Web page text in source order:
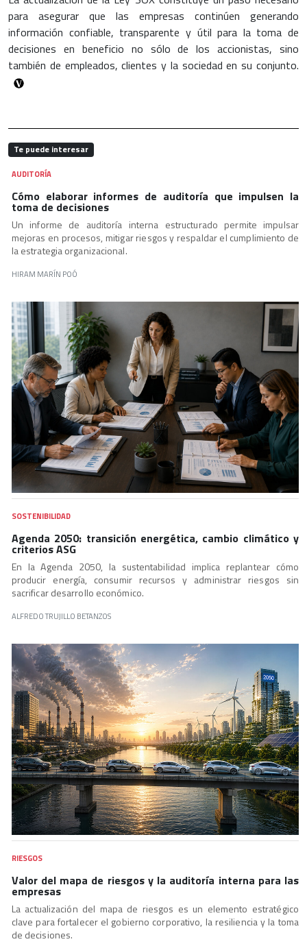
para asegurar que las empresas continúen generando
información confiable, transparente y útil para la toma de
decisiones en beneficio no sólo de los accionistas, sino
también de empleados, clientes y la sociedad en su conjunto.
Te puede interesar
AUDITORÍA
Cómo elaborar informes de auditoría que impulsen la
toma de decisiones
Un informe de auditoría interna estructurado permite impulsar
mejoras en procesos, mitigar riesgos y respaldar el cumplimiento de
la estrategia organizacional.
HIRAM MARÍN POÓ
SOSTENIBILIDAD
Agenda 2050: transición energética, cambio climático y
criterios ASG
En la Agenda 2050, la sustentabilidad implica replantear cómo
producir energía, consumir recursos y administrar riesgos sin
sacrificar desarrollo económico.
ALFREDO TRUJILLO BETANZOS
RIESGOS
Valor del mapa de riesgos y la auditoría interna para las
empresas
La actualización del mapa de riesgos es un elemento estratégico
clave para fortalecer el gobierno corporativo, la resiliencia y la toma
de decisiones.